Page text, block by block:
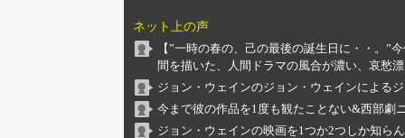
ネット上の声
【”一時の春の、己の最後の誕生日に・・。”
間を描いた、人間ドラマの風合が濃い、哀愁
ジョン・ウェインのジョン・ウェインによる
今まで彼の作品を1度も観たことない&西部劇
ジョン・ウェインの映画を1つか2つしか知ら